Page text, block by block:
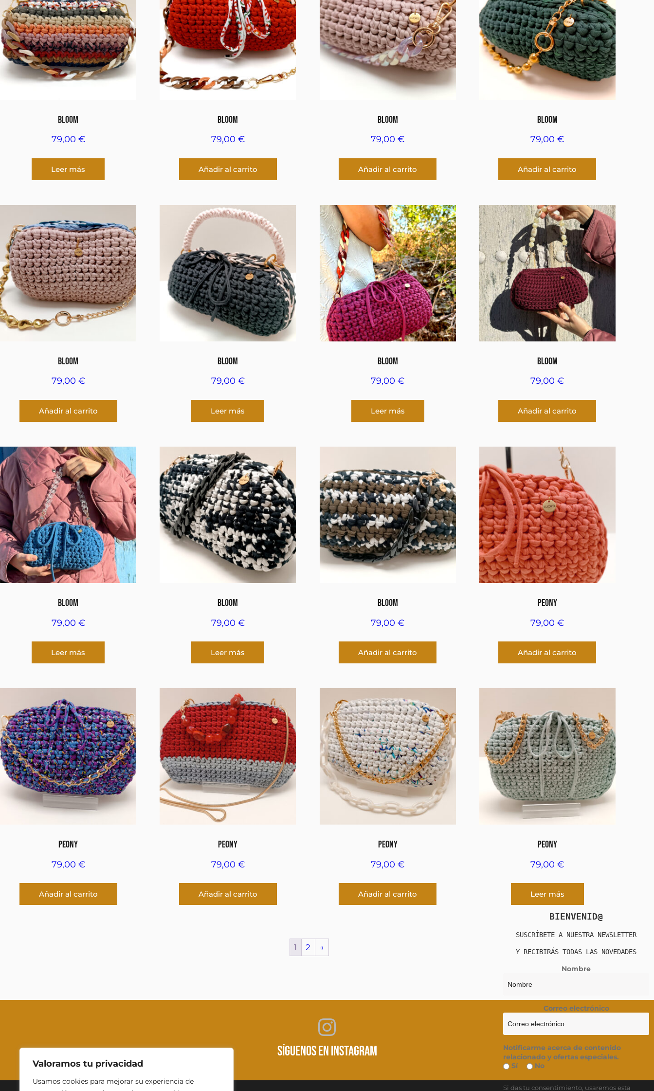
Valoramos tu privacidad
Usamos cookies para mejorar su experiencia de
BLOOM
79,00 €
Leer más
BLOOM
79,00 €
Añadir al carrito
BLOOM
79,00€
Añadir al carrito
BLOOM
79,00€
Añadir al carrito
BLOOM
79,00 €
Añadir al carrito
BLOOM
79,00 €
Leer más
BLOOM
79,00€
Leer más
BLOOM
79,00€
Añadir al carrito
BLOOM
79,00 €
Leer más
BLOOM
79,00 €
Leer más
BLOOM
79,00€
Añadir al carrito
PEONY
79,00€
Añadir al carrito
PEONY
79,00 €
Añadir al carrito
PEONY
79,00 €
Añadir al carrito
PEONY
79,00€
Añadir al carrito
PEONY
79,00€
Leer más
1 2 →
Instagram
SÍGUENOS EN INSTAGRAM
BIENVENID@
SUSCRÍBETE A NUESTRA NEWSLETTER
Y RECIBIRÁS TODAS LAS NOVEDADES
Nombre
Correo electrónico
Notificarme acerca de contenido
relacionado y ofertas especiales.
Sí
No
Si das tu consentimiento, usaremos esta